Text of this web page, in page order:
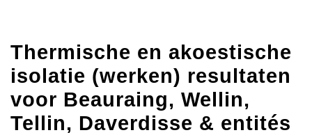
Thermische en akoestische
isolatie (werken) resultaten
voor Beauraing, Wellin,
Tellin, Daverdisse & entités